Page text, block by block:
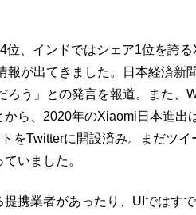
、インドではシェア1位を誇
が出てきました。日本経済新
う」との発言を報道。また、
ら、2020年のXiaomi日本進出
トをTwitterに開設済み。まだツイ
いました。
携業者があったり、UIではす